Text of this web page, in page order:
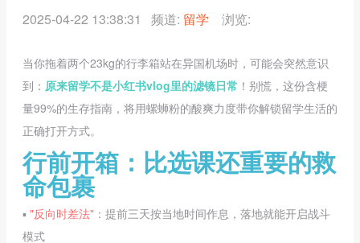
2025-04-22 13:38:31 频道: 留学 浏览:
当你拖着两个23kg的行李箱站在异国机场时，可能会突然意识
到： 原来留学不是小红书vlog里的滤镜日常 ！别慌，这份含梗
量99%的生存指南，将用螺蛳粉的酸爽力度带你解锁留学生活的
正确打开方式。
行前开箱：比选课还重要的救
命包裹
▪️ "反向时差法" ：提前三天按当地时间作息，落地就能开启战斗
模式